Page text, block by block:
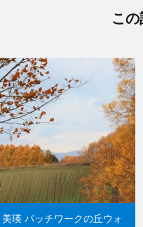
こ
瑛 パッチワークの丘ウォ